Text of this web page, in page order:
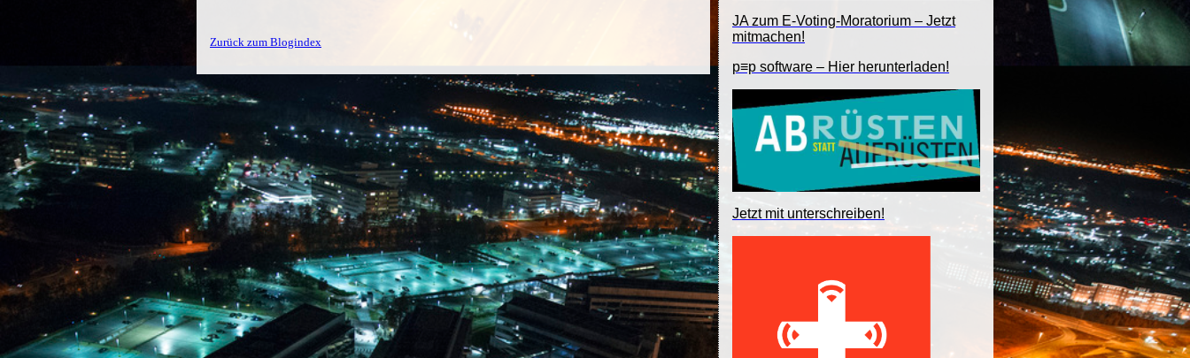
JA zum E-Voting-Moratorium – Jetzt
mitmachen!
p≡p software – Hier herunterladen!
Jetzt mit unterschreiben!
Zurück zum Blogindex